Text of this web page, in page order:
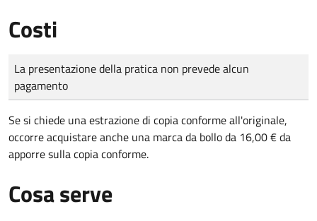
Costi
Tipo di pagamento
Importo
La presentazione della pratica non prevede alcun
pagamento
Se si chiede una estrazione di copia conforme all'originale,
occorre acquistare anche una marca da bollo da 16,00 € da
apporre sulla copia conforme.
Cosa serve